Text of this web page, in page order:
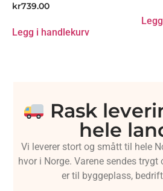
kr739.00
Legg i handlekurv
Rask
hele
Vi leverer stort og smått til hele
hvor i Norge. Varene sendes
er til byggeplass,